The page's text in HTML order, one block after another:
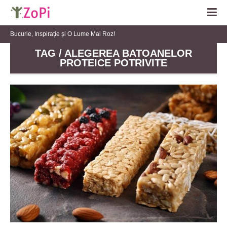
Bucurie, Inspirație și O Lume Mai Roz!
TAG / ALEGEREA BATOANELOR
PROTEICE POTRIVITE